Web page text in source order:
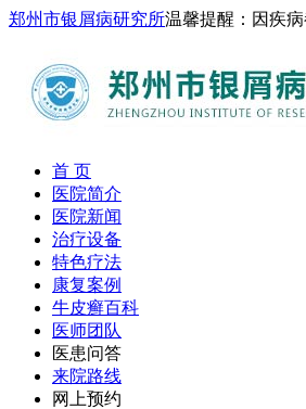
郑州市银屑病研究所温馨提醒：因疾
首 页
医院简介
医院新闻
治疗设备
特色疗法
康复案例
牛皮癣百科
医师团队
医患问答
来院路线
网上预约